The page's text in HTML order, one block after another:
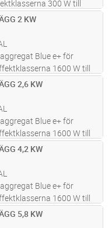
300 W till
W med integrerad
Finns i
och "inby
2 KW
Blue e+ för
1600 W till
av
och Heat
en genomsnittlig
2,6 KW
Blue e+ för
1600 W till
av
och Heat
en genomsnittlig
4,2 KW
Blue e+ för
1600 W till
av
och Heat
5,8 KW